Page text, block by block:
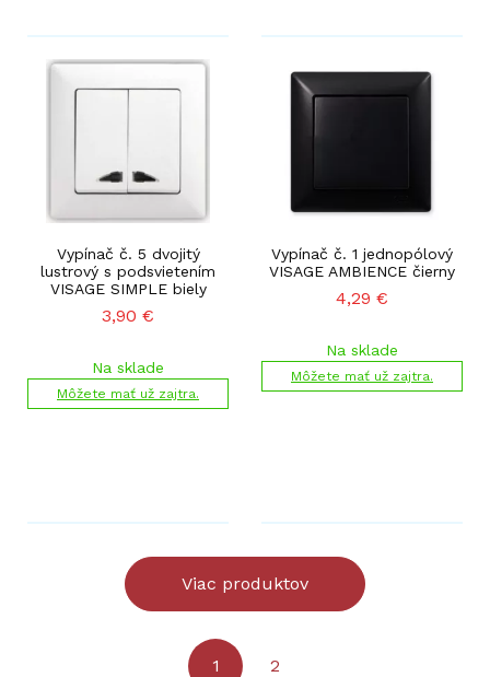
Vypínač č. 5 dvojitý
lustrový s podsvietením
VISAGE SIMPLE biely
3,90 €
Na sklade
Môžete mať už zajtra.
Vypínač č. 1 jednopólový
VISAGE AMBIENCE čierny
4,29 €
Na sklade
Môžete mať už zajtra.
Viac produktov
1 2